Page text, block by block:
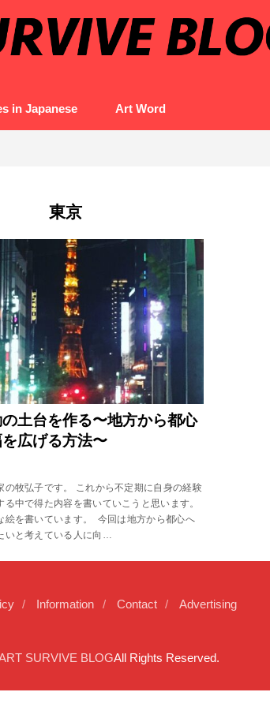
in Japanese Art Word
東京
土台を作る〜地方から都心
広げる方法〜
の牧弘子です。 これから不定期に自身の経験
る中で得た内容を書いていこうと思います。
絵を書いています。 今回は地方から都心へ
いと考えている人に向…
Information Contact Advertising
SURVIVE BLOGAll Rights Reserved.